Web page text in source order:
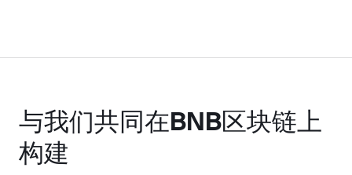
与我们共同在BNB区块链上
构建